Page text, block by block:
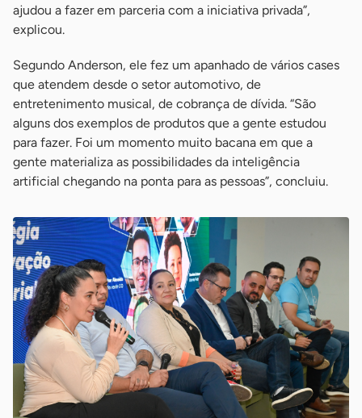
ajudou a fazer em parceria com a iniciativa privada”,
explicou.
Segundo Anderson, ele fez um apanhado de vários cases
que atendem desde o setor automotivo, de
entretenimento musical, de cobrança de dívida. “São
alguns dos exemplos de produtos que a gente estudou
para fazer. Foi um momento muito bacana em que a
gente materializa as possibilidades da inteligência
artificial chegando na ponta para as pessoas”, concluiu.